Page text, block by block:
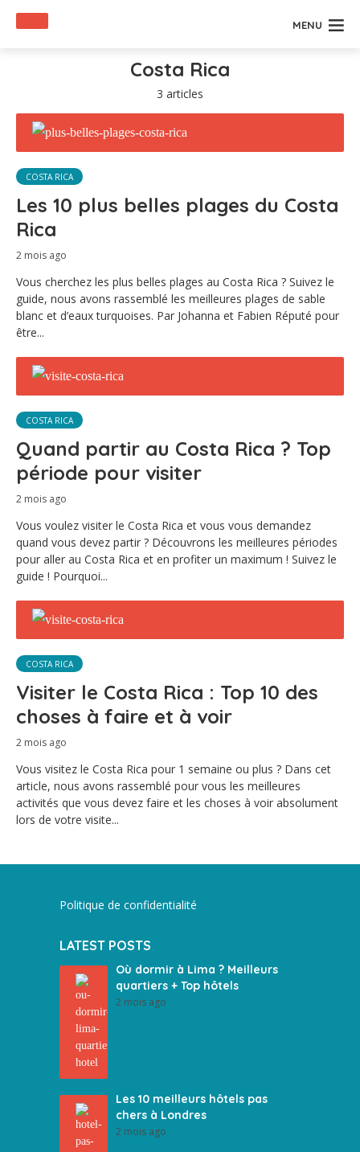
MENU
Costa Rica
3 articles
COSTA RICA
Les 10 plus belles plages du Costa
Rica
2 mois ago
Vous cherchez les plus belles plages au Costa Rica ? Suivez le
guide, nous avons rassemblé les meilleures plages de sable
blanc et d’eaux turquoises. Par Johanna et Fabien Réputé pour
être...
COSTA RICA
Quand partir au Costa Rica ? Top
période pour visiter
2 mois ago
Vous voulez visiter le Costa Rica et vous vous demandez
quand vous devez partir ? Découvrons les meilleures périodes
pour aller au Costa Rica et en profiter un maximum ! Suivez le
guide ! Pourquoi...
COSTA RICA
Visiter le Costa Rica : Top 10 des
choses à faire et à voir
2 mois ago
Vous visitez le Costa Rica pour 1 semaine ou plus ? Dans cet
article, nous avons rassemblé pour vous les meilleures
activités que vous devez faire et les choses à voir absolument
lors de votre visite...
Politique de confidentialité
LATEST POSTS
Où dormir à Lima ? Meilleurs
quartiers + Top hôtels
2 mois ago
Les 10 meilleurs hôtels pas
chers à Londres
2 mois ago